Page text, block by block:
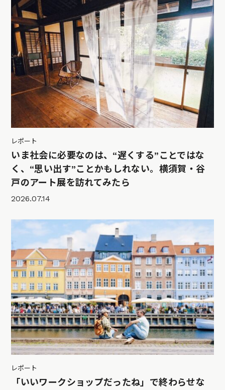
レポート
いま社会に必要なのは、“遅くする”ことではな
く、“思い出す”ことかもしれない。横須賀・谷
戸のアート展を訪れてみたら
2026.07.14
レポート
「いいワークショップだったね」で終わらせな